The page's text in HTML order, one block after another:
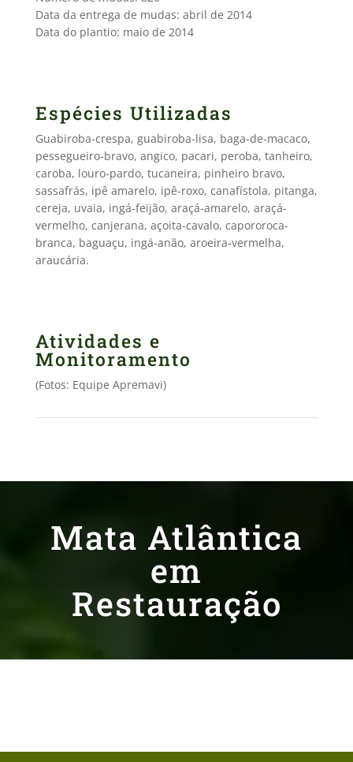
Data da entrega de mudas: abril de 2014
Data do plantio: maio de 2014
Espécies Utilizadas
Guabiroba-crespa, guabiroba-lisa, baga-de-macaco,
pessegueiro-bravo, angico, pacari, peroba, tanheiro,
caroba, louro-pardo, tucaneira, pinheiro bravo,
sassafrás, ipê amarelo, ipê-roxo, canafístola, pitanga,
cereja, uvaia, ingá-feijão, araçá-amarelo, araçá-
vermelho, canjerana, açoita-cavalo, capororoca-
branca, baguaçu, ingá-anão, aroeira-vermelha,
araucária.
Atividades e
Monitoramento
(Fotos: Equipe Apremavi)
Mata Atlântica
em
Restauração